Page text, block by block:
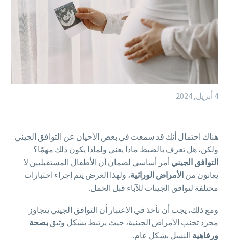
4 أبريل, 2024
هناك احتمال أنك قد سمعت في بعض الأحيان عن التوافق الجيني.
ولكن، هل تعرف بالضبط ماذا يعني ولماذا يكون ذلك مهمًا؟
التوافق الجيني أمر أساسي لضمان أن الأطفال المستقبليين لا
يعانون من الأمراض الوراثية، ولهذا الغرض يتم إجراء اختبارات
مختلفة لتوافق الجينات للآباء قبل الحمل.
ومع ذلك، يجب أن نأخذ في الاعتبار أن التوافق الجيني يتجاوز
مجرد تجنب الأمراض الجينية، حيث يرتبط بشكل وثيق بصحة
ورفاهية النسل بشكل عام.